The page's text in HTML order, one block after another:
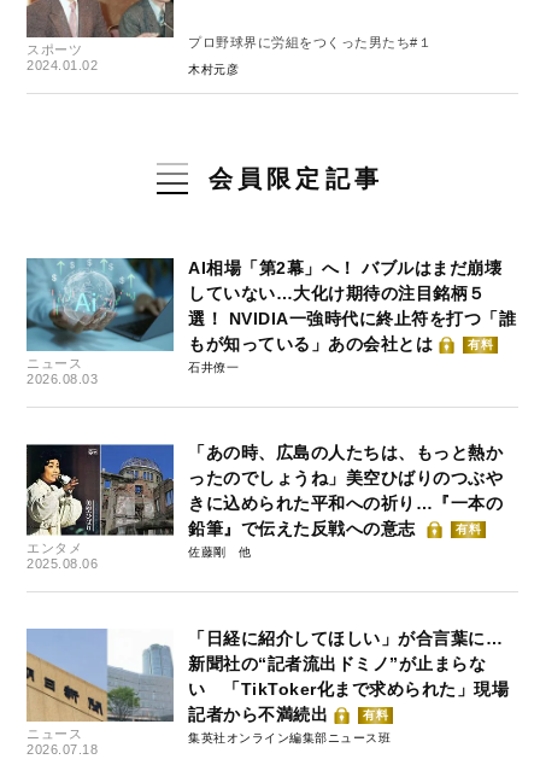
スポーツ
2024.01.02
プロ野球界に労組をつくった男たち#１
木村元彦
会員限定記事
ニュース
2026.08.03
AI相場「第2幕」へ！ バブルはまだ崩壊
していない…大化け期待の注目銘柄５
選！ NVIDIA一強時代に終止符を打つ「誰
もが知っている」あの会社とは
有料
石井僚一
エンタメ
2025.08.06
「あの時、広島の人たちは、もっと熱か
ったのでしょうね」美空ひばりのつぶや
きに込められた平和への祈り…『一本の
鉛筆』で伝えた反戦への意志
有料
佐藤剛
ニュース
2026.07.18
「日経に紹介してほしい」が合言葉に…
新聞社の“記者流出ドミノ”が止まらな
い 「TikToker化まで求められた」現場
記者から不満続出
有料
集英社オンライン編集部ニュース班